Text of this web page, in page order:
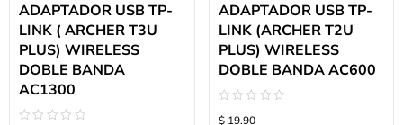
ADAPTADOR USB TP-
LINK ( ARCHER T3U
PLUS) WIRELESS
DOBLE BANDA
AC1300
ADAPTADOR USB TP-
LINK (ARCHER T2U
PLUS) WIRELESS
DOBLE BANDA AC600
con
$ 19.90